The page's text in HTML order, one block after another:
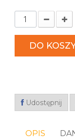
DO
Udostępnij
OPIS